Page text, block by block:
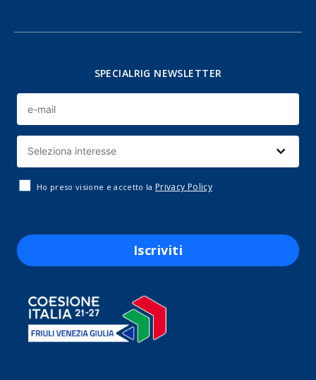
SPECIALRIG NEWSLETTER
Ho preso visione e accetto la Privacy Policy
Iscriviti